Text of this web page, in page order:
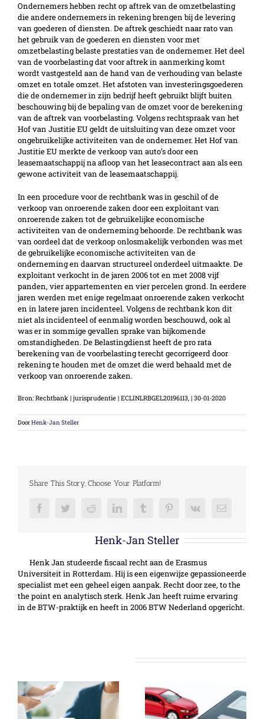
Ondernemers hebben recht op aftrek van de omzetbelasting
die andere ondernemers in rekening brengen bij de levering
van goederen of diensten. De aftrek geschiedt naar rato van
het gebruik van de goederen en diensten voor met
omzetbelasting belaste prestaties van de ondernemer. Het deel
van de voorbelasting dat voor aftrek in aanmerking komt
wordt vastgesteld aan de hand van de verhouding van belaste
omzet en totale omzet. Het afstoten van investeringsgoederen
die de ondernemer in zijn bedrijf heeft gebruikt blijft buiten
beschouwing bij de bepaling van de omzet voor de berekening
van de aftrek van voorbelasting. Volgens rechtspraak van het
Hof van Justitie EU geldt de uitsluiting van deze omzet voor
ongebruikelijke activiteiten van de ondernemer. Het Hof van
Justitie EU merkte de verkoop van auto’s door een
leasemaatschappij na afloop van het leasecontract aan als een
gewone activiteit van de leasemaatschappij.
In een procedure voor de rechtbank was in geschil of de
verkoop van onroerende zaken door een exploitant van
onroerende zaken tot de gebruikelijke economische
activiteiten van de onderneming behoorde. De rechtbank was
van oordeel dat de verkoop onlosmakelijk verbonden was met
de gebruikelijke economische activiteiten van de
onderneming en daarvan structureel onderdeel uitmaakte. De
exploitant verkocht in de jaren 2006 tot en met 2008 vijf
panden, vier appartementen en vier percelen grond. In eerdere
jaren werden met enige regelmaat onroerende zaken verkocht
en in latere jaren incidenteel. Volgens de rechtbank kon dit
niet als incidenteel of eenmalig worden beschouwd, ook al
was er in sommige gevallen sprake van bijkomende
omstandigheden. De Belastingdienst heeft de pro rata
berekening van de voorbelasting terecht gecorrigeerd door
rekening te houden met de omzet die werd behaald met de
verkoop van onroerende zaken.
Bron: Rechtbank | jurisprudentie | ECLINLRBGEL20196113, | 30-01-2020
DoorHenk-Jan Steller
Share This Story, Choose Your Platform!
FacebookTwitterRedditLinkedInTumblr PinterestVk
E-
Henk-Jan Steller
Henk Jan studeerde fiscaal recht aan de Erasmus
Universiteit in Rotterdam. Hij is een eigenwijze gepassioneerde
specialist met een geheel eigen aanpak. Recht door zee, to the
the point en analytisch sterk. Henk Jan heeft ruime ervaring
in de BTW-praktijk en heeft in 2006 BTW Nederland opgericht.